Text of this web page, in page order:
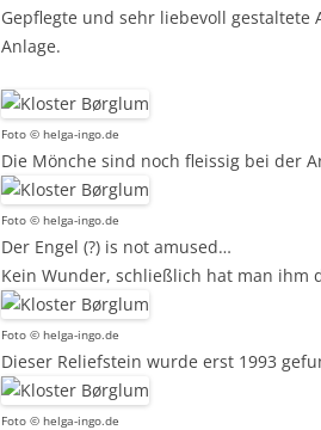
Gepflegte und sehr liebevoll
Anlage.
Foto © helga-ingo.de
Die Mönche sind noch fleissig bei der
Foto © helga-ingo.de
Der Engel (?) is not amused…
Kein Wunder, schließlich hat man ihm
Foto © helga-ingo.de
Dieser Reliefstein wurde erst 1993
Foto © helga-ingo.de